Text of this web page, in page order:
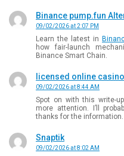
Binance pump.fun
09/02/2026 at 2:07 PM
Learn the latest in
how fair-launch
Binance Smart Chain.
licensed online
09/02/2026 at 8:44 AM
Spot on with this write-
more attention. I’ll
thanks for the information.
Snaptik
09/02/2026 at 8:02 AM